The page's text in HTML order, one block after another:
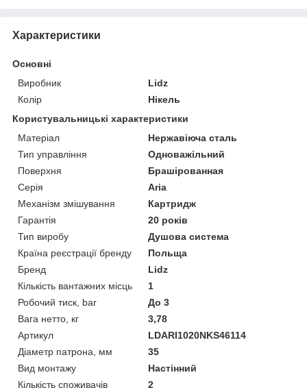
Характеристики
Основні
Виробник
Lidz
Колір
Нікель
Користувальницькі характеристики
Матеріал
Нержавіюча сталь
Тип управління
Одноважільний
Поверхня
Брашірованная
Серія
Aria
Механізм змішування
Картридж
Гарантія
20 років
Тип виробу
Душова система
Країна реєстрації бренду
Польща
Бренд
Lidz
Кількість вантажних місць
1
Робочий тиск, bar
До 3
Вага нетто, кг
3,78
Артикул
LDARI1020NKS46114
Діаметр патрона, мм
35
Вид монтажу
Настінний
Кількість споживачів
2